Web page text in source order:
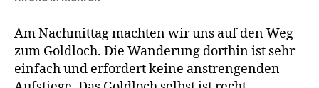
Am Nachmittag machten wir uns auf den Weg
zum Goldloch. Die Wanderung dorthin ist sehr
einfach und erfordert keine anstrengenden